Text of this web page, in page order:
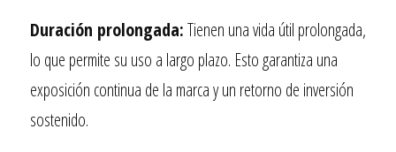
Duración prolongada:Tienen una vida útil prolongada,
lo que permite su uso a largo plazo. Esto garantiza una
exposición continua de la marca y un retorno de inversión
sostenido.